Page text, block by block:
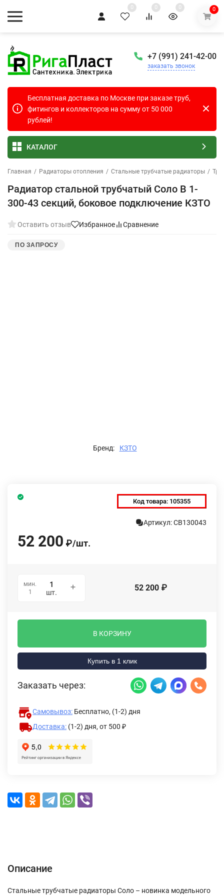
0 0 0 0
+7 (991) 241-42-00
заказать звонок
Бесплатная доставка по Москве при заказе труб,
фитингов и коллекторов на сумму от 50 000
рублей!
КАТАЛОГ
Главная / Радиаторы отопления / Стальные трубчатые радиаторы /
Радиатор стальной трубчатый Соло В 1-
300-43 секций, боковое подключение КЗТО
Оставить отзыв Избранное Сравнение
ПО ЗАПРОСУ
Бренд: КЗТО
Код товара: 105355
Артикул: СВ130043
52 200 ₽/шт.
мин.
1
шт. 52 200 ₽
В КОРЗИНУ
Купить в 1 клик
Заказать через:
Самовывоз: Бесплатно, (1-2) дня
Доставка: (1-2) дня, от 500 ₽
Описание
Стальные трубчатые радиаторы Соло – новинка модельного